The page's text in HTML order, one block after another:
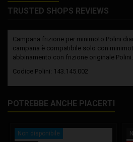
TRUSTED SHOPS REVIEWS
Campana frizione per minimoto Polini
campana è compatibile solo con
abbinamento con frizione originale Polini.
Codice Polini: 143.145.002
POTREBBE ANCHE PIACERTI
Non disponibile